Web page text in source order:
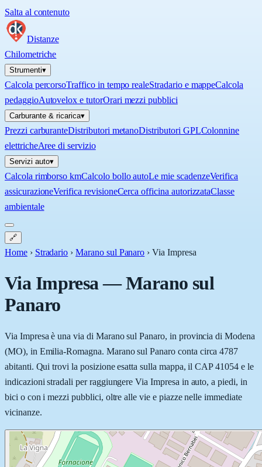
Salta al contenuto
Distanze
Chilometriche
Strumenti▾
Calcola percorsoTraffico in tempo realeStradario e mappeCalcola
pedaggioAutovelox e tutorOrari mezzi pubblici
Carburante & ricarica▾
Prezzi carburanteDistributori metanoDistributori GPLColonnine
elettricheAree di servizio
Servizi auto▾
Calcola rimborso kmCalcolo bollo autoLe mie scadenzeVerifica
assicurazioneVerifica revisioneCerca officina autorizzataClasse
ambientale
🔗
Home › Stradario › Marano sul Panaro ›Via Impresa
Via Impresa—Marano sul
Panaro
Via Impresa è una via di Marano sul Panaro, in provincia di Modena
(MO), in Emilia-Romagna. Marano sul Panaro conta circa 4787
abitanti. Qui trovi la posizione esatta sulla mappa, il CAP 41054 e le
indicazioni stradali per raggiungere Via Impresa in auto, a piedi, in
bici o con i mezzi pubblici, oltre alle vie e piazze nelle immediate
vicinanze.